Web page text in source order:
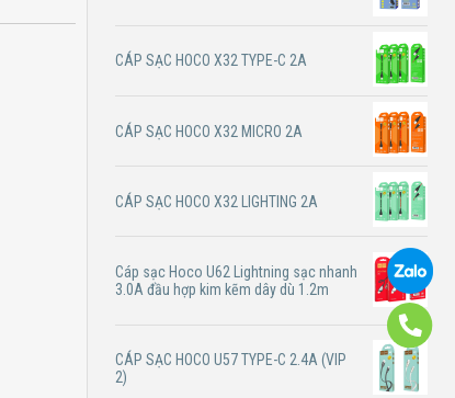
CÁP SẠC HOCO X32 TYPE-C 2A
CÁP SẠC HOCO X32 MICRO 2A
CÁP SẠC HOCO X32 LIGHTING 2A
Cáp sạc Hoco U62 Lightning sạc nhanh
3.0A đầu hợp kim kẽm dây dù 1.2m
CÁP SẠC HOCO U57 TYPE-C 2.4A (VIP
2)